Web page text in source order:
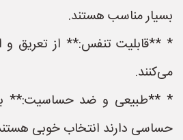
بسیار مناسب هستند.
* **قابلیت تنفس:** از تعریق و
می‌کنند.
* **طبیعی و ضد حساسیت:**
حساسی دارند انتخاب خوبی